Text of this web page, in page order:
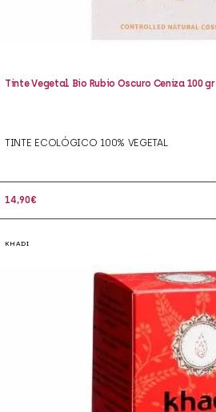
Tinte Vegetal Bio Rubio Oscuro Ceniza 100 gr
TINTE ECOLÓGICO 100% VEGETAL
14,90€
KHADI